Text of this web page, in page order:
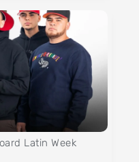
Latin Week